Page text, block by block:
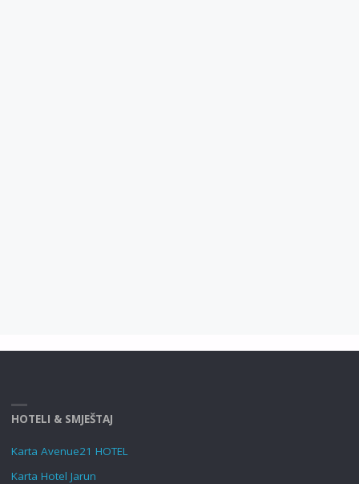
HOTELI & SMJEŠTAJ
Karta Avenue21 HOTEL
Karta Hotel Jarun